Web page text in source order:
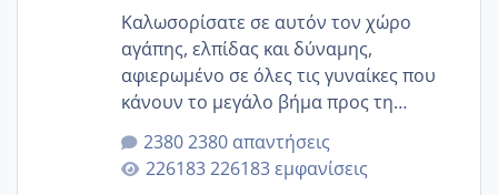
Καλωσορίσατε σε αυτόν τον χώρο
αγάπης, ελπίδας και δύναμης,
αφιερωμένο σε όλες τις γυναίκες που
κάνουν το μεγάλο βήμα προς τη
μητρότητα μέσω εξωσωματικής το 2025.
Εδώ θα μοιραστούμε αγωνίες, χαρές,
εμπειρίες και κάθε μικρή ή μεγάλη
2380 απαντήσεις
226183 εμφανίσεις